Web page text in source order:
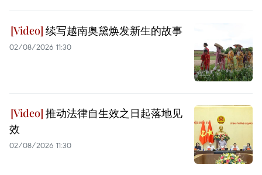
续写越南奥黛焕发新生的故事
02/08/2026 11:30
推动法律自生效之日起落地见
效
02/08/2026 11:30